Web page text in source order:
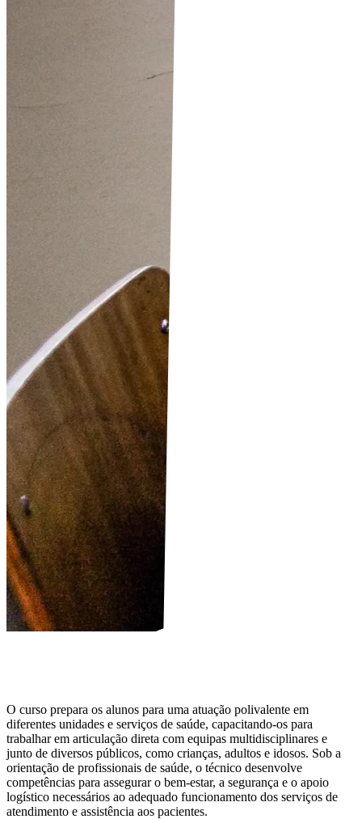
O curso prepara os alunos para uma atuação polivalente em
diferentes unidades e serviços de saúde, capacitando-os para
trabalhar em articulação direta com equipas multidisciplinares e
junto de diversos públicos, como crianças, adultos e idosos. Sob a
orientação de profissionais de saúde, o técnico desenvolve
competências para assegurar o bem-estar, a segurança e o apoio
logístico necessários ao adequado funcionamento dos serviços de
atendimento e assistência aos pacientes.